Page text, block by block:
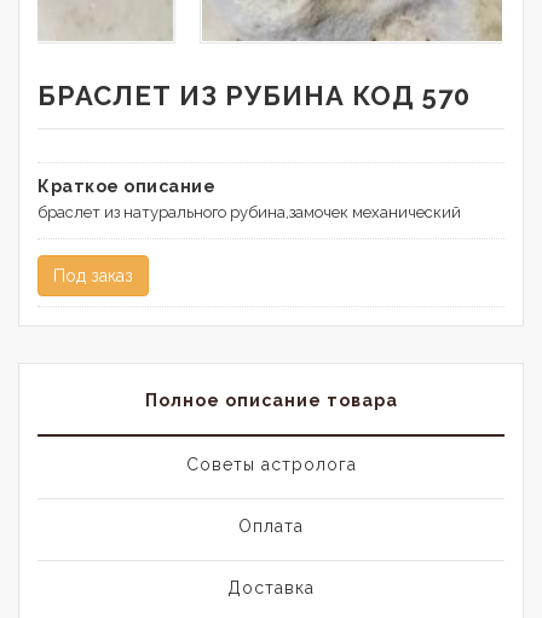
БРАСЛЕТ ИЗ РУБИНА КОД 570
Краткое описание
браслет из натурального рубина,замочек механический
Под заказ
Полное описание товара
Советы астролога
Оплата
Доставка